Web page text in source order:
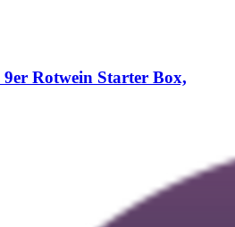
9er Rotwein Starter Box,